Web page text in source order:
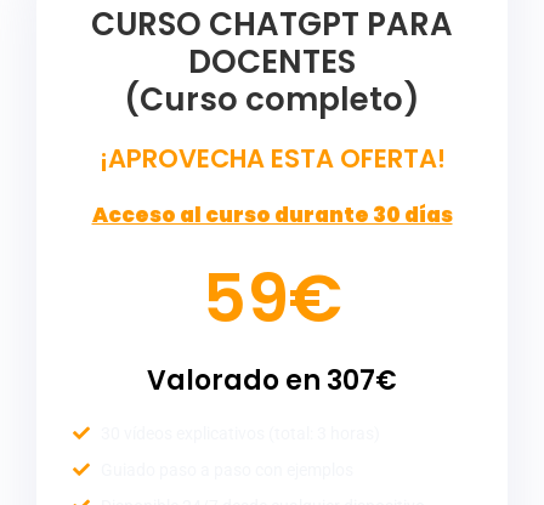
CURSO CHATGPT PARA
DOCENTES
(Curso completo)
¡APROVECHA ESTA OFERTA!
Acceso al curso durante 30 días
59€
Valorado en 307€